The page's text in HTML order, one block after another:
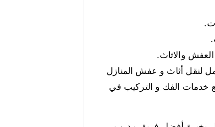
والاثاث.
لنقل أثاث و عفش المنازل
خدمات الفك و التركيب في